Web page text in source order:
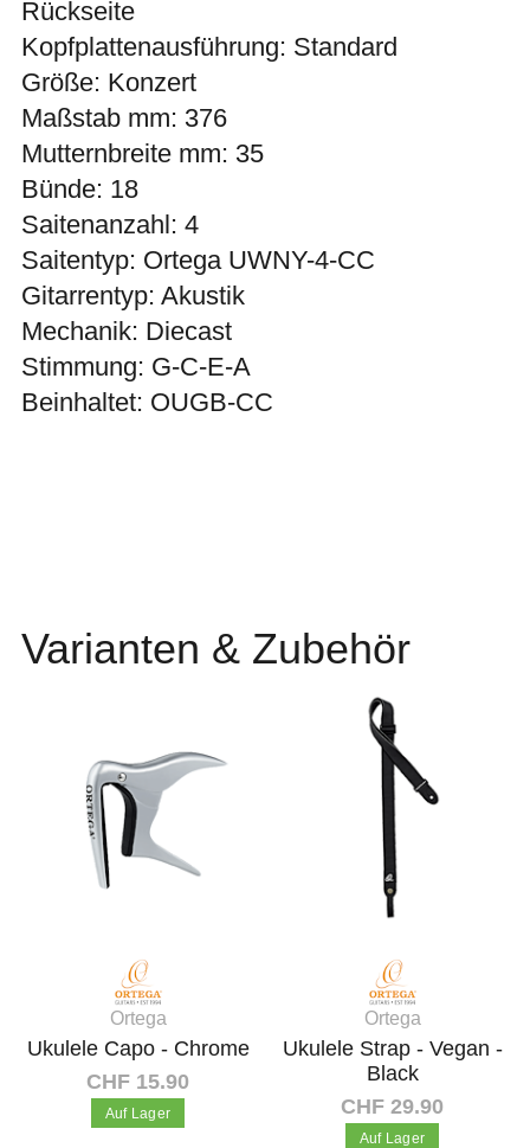
Rückseite
Kopfplattenausführung: Standard
Größe: Konzert
Maßstab mm: 376
Mutternbreite mm: 35
Bünde: 18
Saitenanzahl: 4
Saitentyp: Ortega UWNY-4-CC
Gitarrentyp: Akustik
Mechanik: Diecast
Stimmung: G-C-E-A
Beinhaltet: OUGB-CC
Varianten & Zubehör
Ortega
Ukulele Capo - Chrome
CHF 15.90
Auf Lager
Ortega
Ukulele Strap - Vegan -
Black
CHF 29.90
Auf Lager